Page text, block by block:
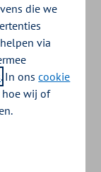
op een
graag
die we
via
. In onscookie
wij of